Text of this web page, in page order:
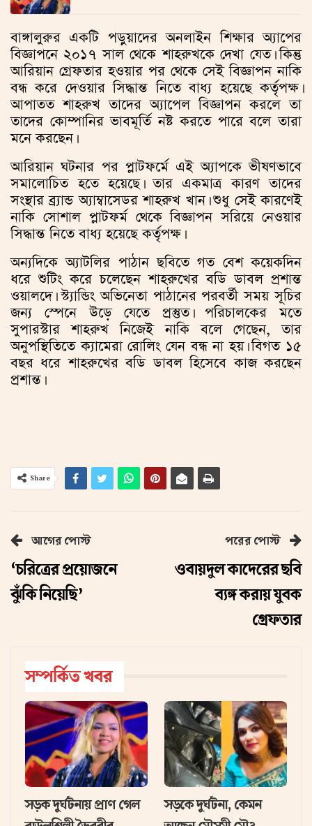
বাঙ্গালুরুর একটি পড়ুয়াদের অনলাইন শিক্ষার অ্যাপের
বিজ্ঞাপনে ২০১৭ সাল থেকে শাহরুখকে দেখা যেত। কিন্তু
আরিয়ান গ্রেফতার হওয়ার পর থেকে সেই বিজ্ঞাপন নাকি
বন্ধ করে দেওয়ার সিদ্ধান্ত নিতে বাধ্য হয়েছে কর্তৃপক্ষ।
আপাতত শাহরুখ তাদের অ্যাপেল বিজ্ঞাপন করলে তা
তাদের কোম্পানির ভাবমূর্তি নষ্ট করতে পারে বলে তারা
মনে করছেন।
আরিয়ান ঘটনার পর প্লাটফর্মে এই অ্যাপকে ভীষণভাবে
সমালোচিত হতে হয়েছে। তার একমাত্র কারণ তাদের
সংস্থার ব্র্যান্ড অ্যাম্বাসেডর শাহরুখ খান। শুধু সেই কারণেই
নাকি সোশাল প্লাটফর্ম থেকে বিজ্ঞাপন সরিয়ে নেওয়ার
সিদ্ধান্ত নিতে বাধ্য হয়েছে কর্তৃপক্ষ।
অন্যদিকে অ্যাটলির পাঠান ছবিতে গত বেশ কয়েকদিন
ধরে শুটিং করে চলেছেন শাহরুখের বডি ডাবল প্রশান্ত
ওয়ালদে। স্ট্যান্ডিং অভিনেতা পাঠানের পরবর্তী সময় সূচির
জন্য স্পেনে উড়ে যেতে প্রস্তুত। পরিচালকের মতে
সুপারস্টার শাহরুখ নিজেই নাকি বলে গেছেন, তার
অনুপস্থিতিতে ক্যামেরা রোলিং যেন বন্ধ না হয়। বিগত ১৫
বছর ধরে শাহরুখের বডি ডাবল হিসেবে কাজ করছেন
প্রশান্ত।
Share
আগের পোস্ট
‘চরিত্রের প্রয়োজনে
ঝুঁকি নিয়েছি’
পরের পোস্ট
ওবায়দুল কাদেরের ছবি
ব্যঙ্গ করায় যুবক
গ্রেফতার
সম্পর্কিত খবর
সড়ক দুর্ঘটনায় প্রাণ গেল
সড়কে দুর্ঘটনা, কেমন